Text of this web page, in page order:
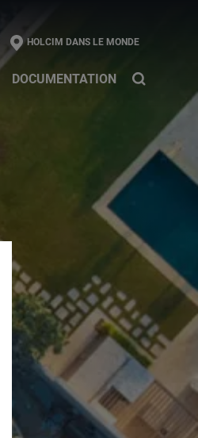
HOLCIM DANS LE MONDE
DOCUMENTATION